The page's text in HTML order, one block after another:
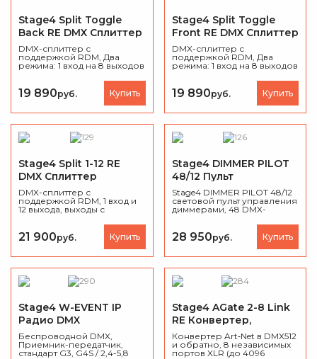
Stage4 Split Toggle
Back RE DMX Сплиттер
DMX-сплиттер с
поддержкой RDM, Два
режима: 1 вход на 8 выходов
выходы с тыльной стороны,
изоляция портов,
сквозной выход PowerCon,
крепление в рек, Ширина
19", вес 2,4 кг.
19 890руб. Купить
Stage4 Split Toggle
Front RE DMX Сплиттер
DMX-сплиттер с
поддержкой RDM, Два
режима: 1 вход на 8 выходов
выходы с фронтальной
стороны, изоляция портов,
крепление в рек, Ширина
19 890руб. Купить
Stage4 Split 1-12 RE
DMX Сплиттер
DMX-сплиттер с
поддержкой RDM, 1 вход и
12 выхода, выходы с
крепление в рек, Ширина
19", вес 1,65 кг.
21 900руб. Купить
Stage4 DIMMER PILOT
48/12 Пульт
управления светом
DMX
Stage4 DIMMER PILOT 48/12
световой пульт управления
диммерами, 48 DMX-
фейдера, поддержка RDM.
28 950руб. Купить
Stage4 W-EVENT IP
Радио DMX
Беспроводной DMX,
Приемник-передатчик,
стандарт G3, G4S / 2,4-5,8
Stage4 AGate 2-8 Link
RE Конвертер,
маршрутизатор
Конвертер Art‑Net в DMX512
и обратно, 8 независимых
портов XLR (до 4096